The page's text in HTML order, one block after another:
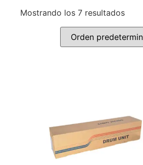
Mostrando los 7 resultados